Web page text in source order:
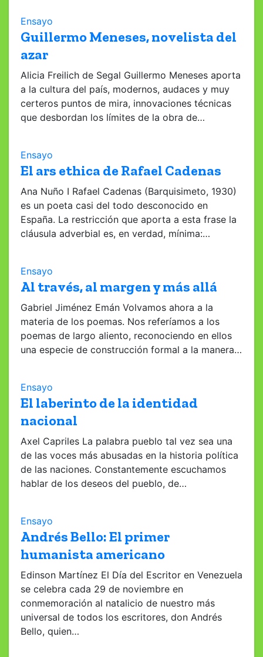
Ensayo
Guillermo Meneses, novelista del
azar
Alicia Freilich de Segal Guillermo Meneses aporta
a la cultura del país, modernos, audaces y muy
certeros puntos de mira, innovaciones técnicas
que desbordan los límites de la obra de…
Ensayo
El ars ethica de Rafael Cadenas
Ana Nuño I Rafael Cadenas (Barquisimeto, 1930)
es un poeta casi del todo desconocido en
España. La restricción que aporta a esta frase la
cláusula adverbial es, en verdad, mínima:…
Ensayo
Al través, al margen y más allá
Gabriel Jiménez Emán Volvamos ahora a la
materia de los poemas. Nos referíamos a los
poemas de largo aliento, reconociendo en ellos
una especie de construcción formal a la manera…
Ensayo
El laberinto de la identidad
nacional
Axel Capriles La palabra pueblo tal vez sea una
de las voces más abusadas en la historia política
de las naciones. Constantemente escuchamos
hablar de los deseos del pueblo, de…
Ensayo
Andrés Bello: El primer
humanista americano
Edinson Martínez El Día del Escritor en Venezuela
se celebra cada 29 de noviembre en
conmemoración al natalicio de nuestro más
universal de todos los escritores, don Andrés
Bello, quien…